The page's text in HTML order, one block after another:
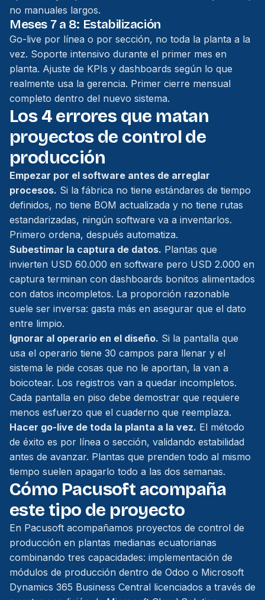
no manuales largos.
Meses 7 a 8: Estabilización
Go-live por línea o por sección, no toda la planta a la
vez. Soporte intensivo durante el primer mes en
planta. Ajuste de KPIs y dashboards según lo que
realmente usa la gerencia. Primer cierre mensual
completo dentro del nuevo sistema.
Los 4 errores que matan
proyectos de control de
producción
Empezar por el software antes de arreglar
procesos. Si la fábrica no tiene estándares de tiempo
definidos, no tiene BOM actualizada y no tiene rutas
estandarizadas, ningún software va a inventarlos.
Primero ordena, después automatiza.
Subestimar la captura de datos. Plantas que
invierten USD 60.000 en software pero USD 2.000 en
captura terminan con dashboards bonitos alimentados
con datos incompletos. La proporción razonable
suele ser inversa: gasta más en asegurar que el dato
entre limpio.
Ignorar al operario en el diseño. Si la pantalla que
usa el operario tiene 30 campos para llenar y el
sistema le pide cosas que no le aportan, la van a
boicotear. Los registros van a quedar incompletos.
Cada pantalla en piso debe demostrar que requiere
menos esfuerzo que el cuaderno que reemplaza.
Hacer go-live de toda la planta a la vez. El método
de éxito es por línea o sección, validando estabilidad
antes de avanzar. Plantas que prenden todo al mismo
tiempo suelen apagarlo todo a las dos semanas.
Cómo Pacusoft acompaña
este tipo de proyecto
En Pacusoft acompañamos proyectos de control de
producción en plantas medianas ecuatorianas
combinando tres capacidades: implementación de
módulos de producción dentro de Odoo o Microsoft
Dynamics 365 Business Central licenciados a través de